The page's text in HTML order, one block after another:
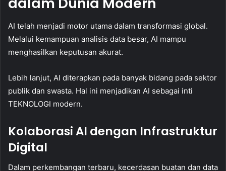
AI telah menjadi motor utama dalam transformasi global.
Melalui kemampuan analisis data besar, AI mampu
menghasilkan keputusan akurat.
Lebih lanjut, AI diterapkan pada banyak bidang pada sektor
publik dan swasta. Hal ini menjadikan AI sebagai inti
TEKNOLOGI modern.
Kolaborasi AI dengan Infrastruktur
Digital
Dalam perkembangan terbaru, kecerdasan buatan dan data